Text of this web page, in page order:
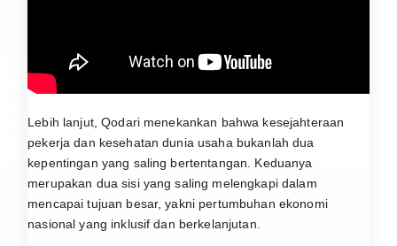
Lebih lanjut, Qodari menekankan bahwa kesejahteraan
pekerja dan kesehatan dunia usaha bukanlah dua
kepentingan yang saling bertentangan. Keduanya
merupakan dua sisi yang saling melengkapi dalam
mencapai tujuan besar, yakni pertumbuhan ekonomi
nasional yang inklusif dan berkelanjutan.